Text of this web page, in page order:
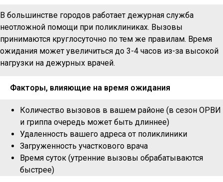
В большинстве городов работает дежурная служба
неотложной помощи при поликлиниках. Вызовы
принимаются круглосуточно по тем же правилам. Время
ожидания может увеличиться до 3-4 часов из-за высокой
нагрузки на дежурных врачей.
Факторы, влияющие на время ожидания
Количество вызовов в вашем районе (в сезон ОРВИ
и гриппа очередь может быть длиннее)
Удаленность вашего адреса от поликлиники
Загруженность участкового врача
Время суток (утренние вызовы обрабатываются
быстрее)